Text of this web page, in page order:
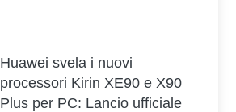
Huawei svela i nuovi
processori Kirin XE90 e X90
Plus per PC: Lancio ufficiale